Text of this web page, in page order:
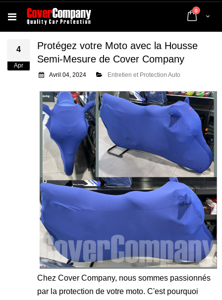
Cart
0 articles
4
Apr
Protégez votre Moto avec la Housse
Semi-Mesure de Cover Company
Avril 04, 2024 Entretien et Protection Auto
Chez Cover Company, nous sommes passionnés
par la protection de votre moto. C'est pourquoi